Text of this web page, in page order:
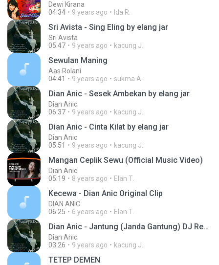
Dewi Kirana
04:34
9 years ago Ida R.
Sri Avista - Sing Eling by elang jar
Sri Avista
05:47
9 years ago kacung J.
Sewulan Maning
Aas Rolani
04:41
9 years ago sukma A.
Dian Anic - Sesek Ambekan by elang jar
Dian Anic
06:37
9 years ago kacung J.
Dian Anic - Cinta Kilat by elang jar
Dian Anic
05:51
9 years ago kacung J.
Mangan Ceplik Sewu (Official Music Video)
Dian Anic
05:19
8 years ago Elan T.
Kecewa - Dian Anic Original Clip
DIAN ANIC
06:25
6 years ago Elan T.
Dian Anic - Jantung (Janda Gantung) DJ Remix by elang jar
Dian Anic
03:26
9 years ago kacung J.
TETEP DEMEN